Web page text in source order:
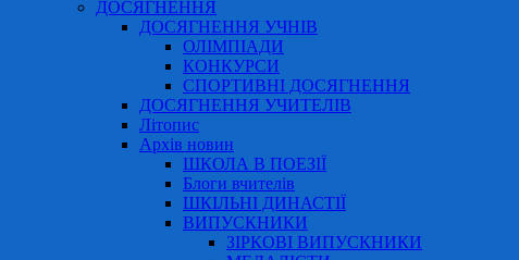
ДОСЯГНЕННЯ
ДОСЯГНЕННЯ УЧНІВ
ОЛІМПІАДИ
КОНКУРСИ
СПОРТИВНІ ДОСЯГНЕННЯ
ДОСЯГНЕННЯ УЧИТЕЛІВ
Літопис
Архів новин
ШКОЛА В ПОЕЗІЇ
Блоги вчителів
ШКІЛЬНІ ДИНАСТІЇ
ВИПУСКНИКИ
ЗІРКОВІ ВИПУСКНИКИ